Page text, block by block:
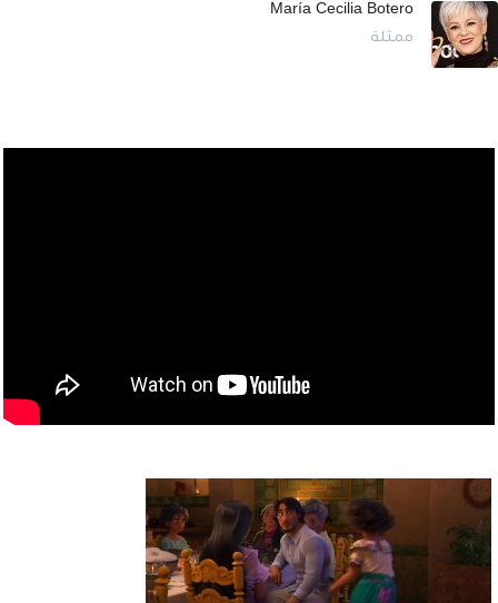
María Cecilia Botero
ممثلة